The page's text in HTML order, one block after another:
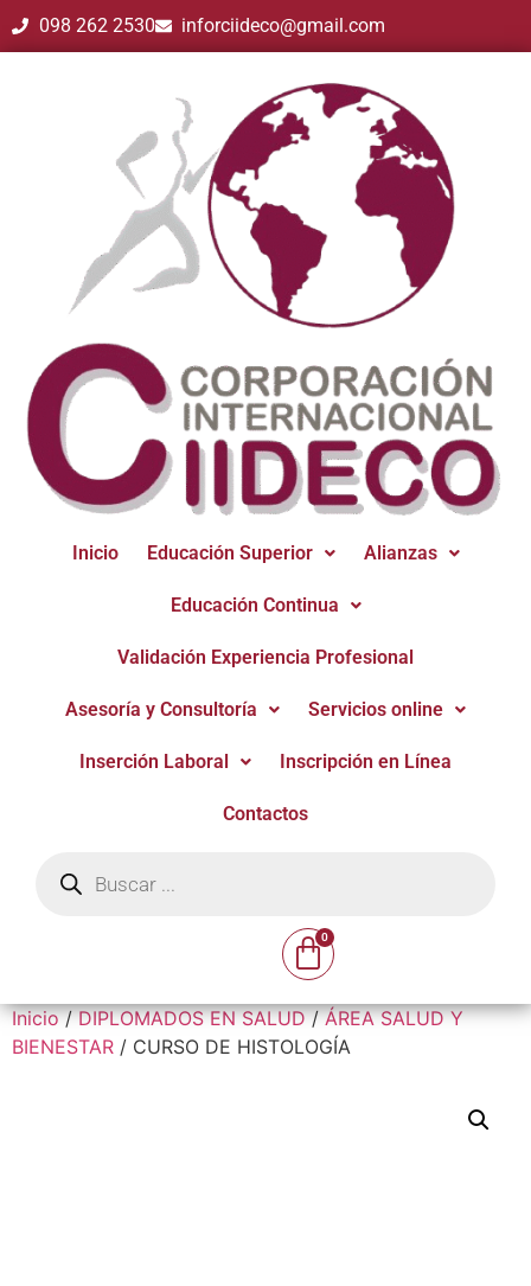
098 262 2530 inforciideco@gmail.com
Inicio Educación Superior Alianzas
Educación Continua
Validación Experiencia Profesional
Asesoría y Consultoría Servicios online
Inserción Laboral Inscripción en Línea
Contactos
Inicio/DIPLOMADOS EN SALUD/ÁREA SALUD Y
BIENESTAR / CURSO DE HISTOLOGÍA